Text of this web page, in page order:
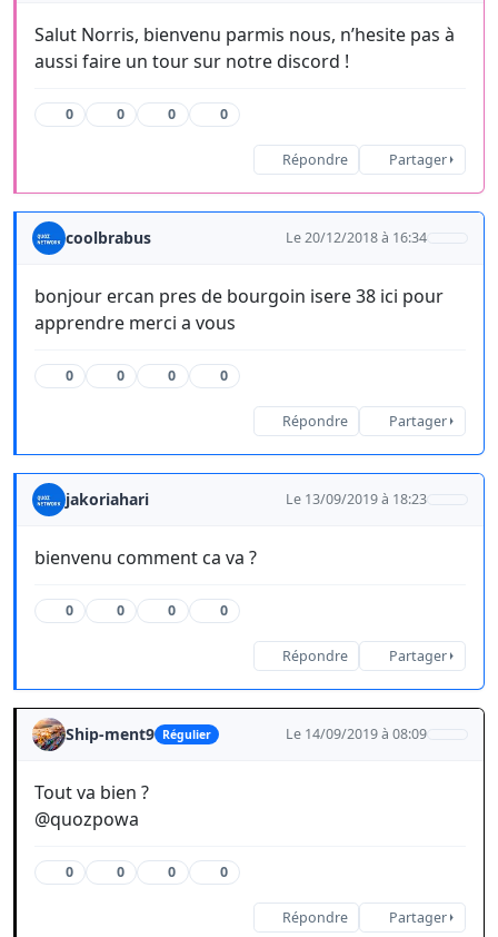
Salut Norris, bienvenu parmis nous, n’hesite pas à
aussi faire un tour sur notre discord !
0 0 0 0
Répondre Partager
coolbrabus Le 20/12/2018 à 16:34
bonjour ercan pres de bourgoin isere 38 ici pour
apprendre merci a vous
0 0 0 0
Répondre Partager
jakoriahari Le 13/09/2019 à 18:23
bienvenu comment ca va ?
0 0 0 0
Répondre Partager
Ship-ment9 Régulier Le 14/09/2019 à 08:09
Tout va bien ?
@quozpowa
0 0 0 0
Répondre Partager